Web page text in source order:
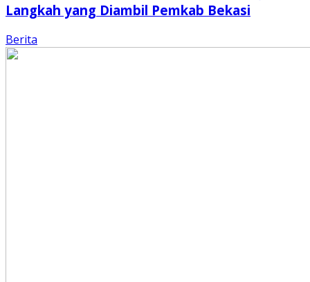
Langkah yang Diambil Pemkab Bekasi
Berita